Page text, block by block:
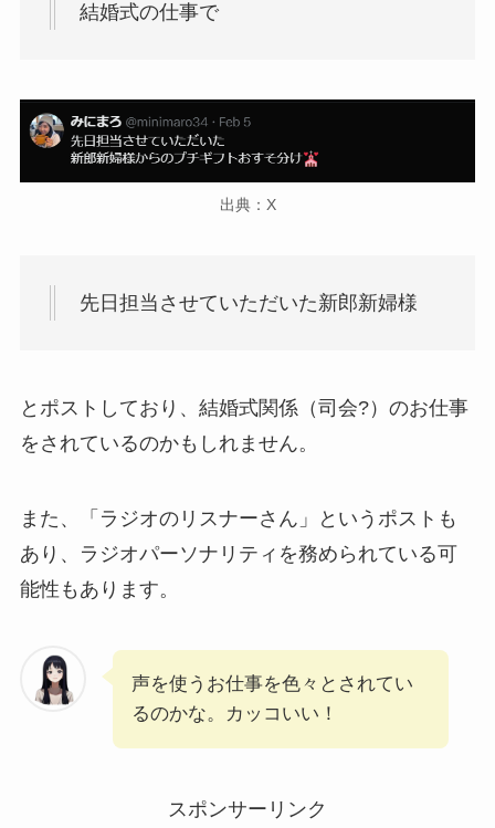
結婚式の仕事で
出典：X
先日担当させていただいた新郎新婦様
とポストしており、結婚式関係（司会?）のお仕事
をされているのかもしれません。
また、「ラジオのリスナーさん」というポストも
あり、ラジオパーソナリティを務められている可
能性もあります。
声を使うお仕事を色々とされてい
るのかな。カッコいい！
スポンサーリンク